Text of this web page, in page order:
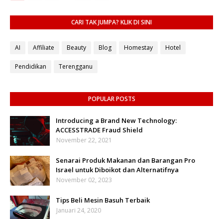
CARI TAK JUMPA? KLIK DI SINI
AI Affiliate Beauty Blog Homestay Hotel
Pendidikan Terengganu
POPULAR POSTS
Introducing a Brand New Technology:
ACCESSTRADE Fraud Shield
November 22, 2021
Senarai Produk Makanan dan Barangan Pro
Israel untuk Diboikot dan Alternatifnya
November 02, 2023
Tips Beli Mesin Basuh Terbaik
Januari 24, 2020